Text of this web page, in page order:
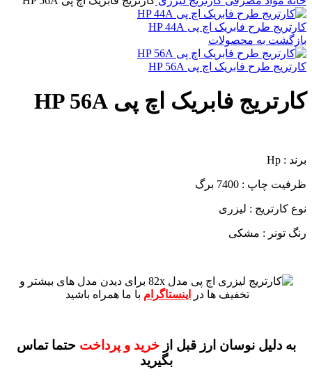
کارتریج طرح فابریک اچ پی HP 44A
بازگشت به محصولات
کارتریج طرح فابریک اچ پی HP 56A
کارتریج فابریک اچ پی HP 56A
برند : Hp
ظرفیت چاپ : 7400 برگ
نوع کارتریج : لیزری
رنگ تونر : مشکی
برای دیدن مدل های بیشتر و
تخفیف ها در
اینستاگرام با ما همراه باشید
به دلیل نوسان ارز قبل از خرید و پرداختحتما تماس
بگیرید